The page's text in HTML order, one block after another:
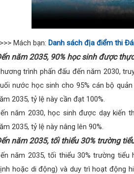
Mách bạn: Danh sách địa điểm thi
năm 2035, 90% học sinh được
trình phấn đấu đến năm 2030,
nước học sinh cho 95% cán bộ
2035, tỷ lệ này cần đạt 100%.
năm 2030, học sinh được dạy kiến
2035, tỷ lệ này nâng lên 90%.
năm 2035, tối thiểu 30% trường
năm 2035, tối thiểu 30% trường
hoặc di động) và duy trì hoạt động